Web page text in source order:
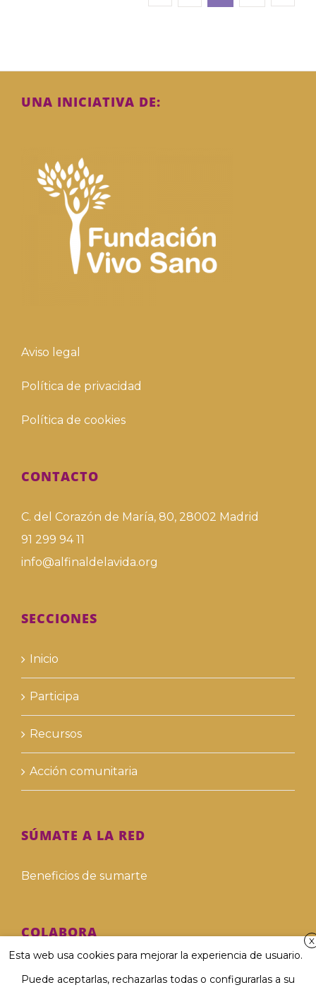
UNA INICIATIVA DE:
Aviso legal
Política de privacidad
Política de cookies
CONTACTO
C. del Corazón de María, 80, 28002 Madrid
91 299 94 11
info@alfinaldelavida.org
SECCIONES
Inicio
Participa
Recursos
Acción comunitaria
SÚMATE A LA RED
Beneficios de sumarte
COLABORA
Hazte voluntari@
X
Esta web usa cookies para mejorar la experiencia de usuario.
Puede aceptarlas, rechazarlas todas o configurarlas a su